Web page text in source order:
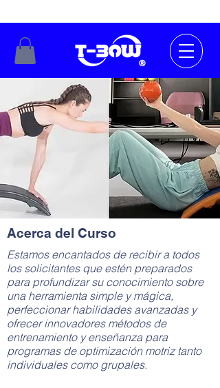
Acerca del Curso
Estamos encantados de recibir a todos
los solicitantes que estén preparados
para profundizar su conocimiento sobre
una herramienta simple y mágica,
perfeccionar habilidades avanzadas y
ofrecer innovadores métodos de
entrenamiento y enseñanza para
programas de optimización motriz tanto
individuales como grupales.